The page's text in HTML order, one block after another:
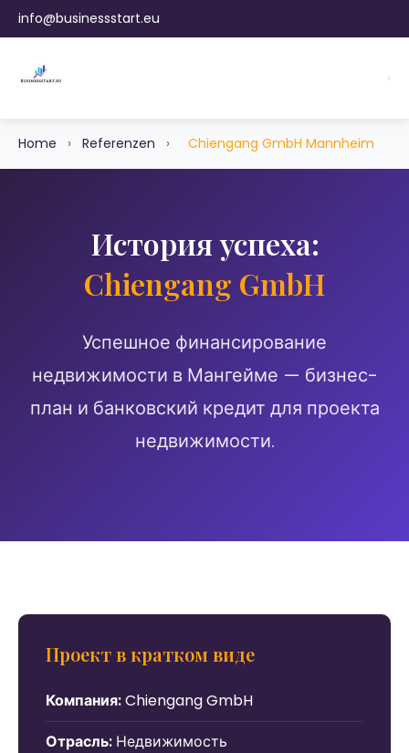
info@businessstart.eu
Home › Referenzen › Chiengang GmbH Mannheim
История успеха:
Chiengang GmbH
Успешное финансирование
недвижимости в Мангейме — бизнес-
план и банковский кредит для проекта
недвижимости.
Проект в кратком виде
Компания:Chiengang GmbH
Отрасль: Недвижимость